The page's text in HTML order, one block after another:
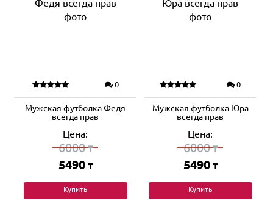
0
Мужская футболка Федя
всегда прав
Цена:
6000₸
5490 ₸
Купить
0
Мужская футболка Юра
всегда прав
Цена:
6000₸
5490 ₸
Купить